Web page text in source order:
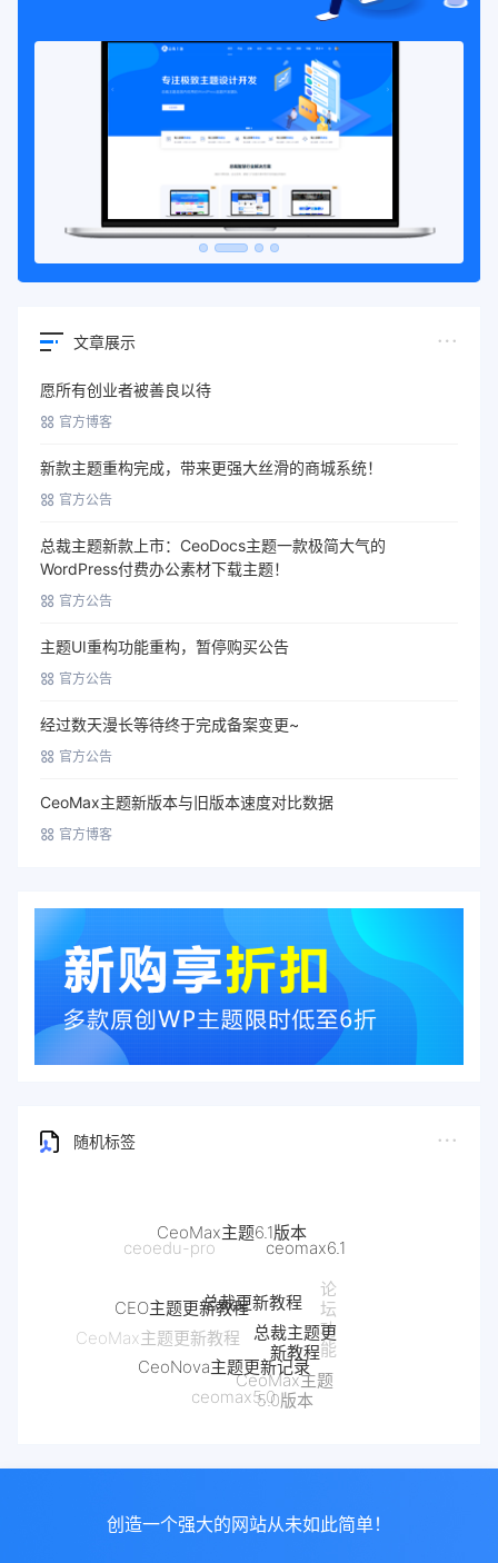
文章展示
愿所有创业者被善良以待
官方博客
新款主题重构完成，带来更强大丝滑的商城系统！
官方公告
总裁主题新款上市：CeoDocs主题一款极简大气的
WordPress付费办公素材下载主题！
官方公告
主题UI重构功能重构，暂停购买公告
官方公告
经过数天漫长等待终于完成备案变更~
官方公告
CeoMax主题新版本与旧版本速度对比数据
官方博客
随机标签
ceoedu-pro
CeoMax主题6.1版本
ceomax6.1
论
坛
功
能
CeoMax主题更新教程
CEO主题更新教程
总裁主题更
新教程
CeoMax主题
5.0版本
ceomax5.0
CeoNova主题更新记录
创造一个强大的网站从未如此简单！